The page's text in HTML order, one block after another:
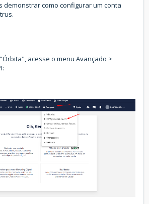
demonstrar como configurar um conta
acesse o menu Avançado >